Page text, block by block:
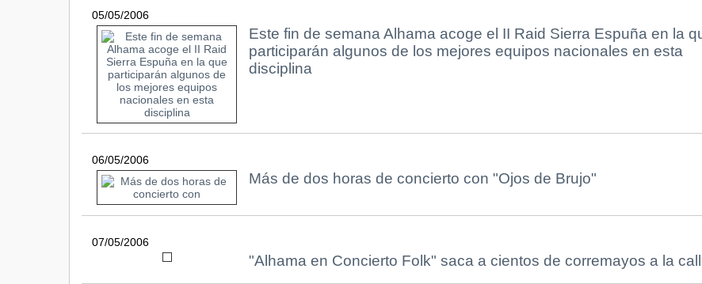
05/05/2006
Este fin de semana Alhama acoge el II Raid Sierra Espuña en la
participarán algunos de los mejores equipos nacionales en esta
disciplina
06/05/2006
Más de dos horas de concierto con "Ojos de Brujo"
07/05/2006
"Alhama en Concierto Folk" saca a cientos de corremayos a la